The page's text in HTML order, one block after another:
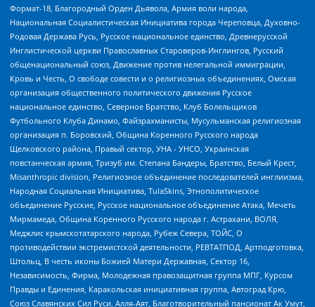
Формат-18, Благородный Орден Дьявола, Армия воли народа,
Национальная Социалистическая Инициатива города Череповца, Духовно-
Родовая Держава Русь, Русское национальное единство, Древнерусской
Инглистической церкви Православных Староверов-Инглингов, Русский
общенациональный союз, Движение против нелегальной иммиграции,
Кровь и Честь, О свободе совести и о религиозных объединениях, Омская
организация общественного политического движения Русское
национальное единство, Северное Братство, Клуб Болельщиков
Футбольного Клуба Динамо, Файзрахманисты, Мусульманская религиозная
организация п. Боровский, Община Коренного Русского народа
Щелковского района, Правый сектор, УНА - УНСО, Украинская
повстанческая армия, Тризуб им. Степана Бандеры, Братство, Белый Крест,
Misanthropic division, Религиозное объединение последователей инглиизма,
Народная Социальная Инициатива, TulaSkins, Этнополитическое
объединение Русские, Русское национальное объединение Атака, Мечеть
Мирмамеда, Община Коренного Русского народа г. Астрахани, ВОЛЯ,
Меджлис крымскотатарского народа, Рубеж Севера, ТОЙС, О
противодействии экстремистской деятельности, РЕВТАТПОД, Артподготовка,
Штольц, В честь иконы Божией Матери Державная, Сектор 16,
Независимость, Фирма, Молодежная правозащитная группа МПГ, Курсом
Правды и Единения, Каракольская инициативная группа, Автоград Крю,
Союз Славянских Сил Руси, Алля-Аят, Благотворительный пансионат Ак Умут,